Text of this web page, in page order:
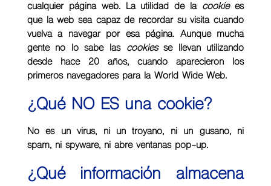
cualquier página web. La utilidad de la cookiees
que la web sea capaz de recordar su visita cuando
vuelva a navegar por esa página. Aunque mucha
gente no lo sabe las cookiesse llevan utilizando
desde hace 20 años, cuando aparecieron los
primeros navegadores para la World Wide Web.
¿Qué NO ES una cookie?
No es un virus, ni un troyano, ni un gusano, ni
spam, ni spyware, ni abre ventanas pop-up.
¿Qué información almacena